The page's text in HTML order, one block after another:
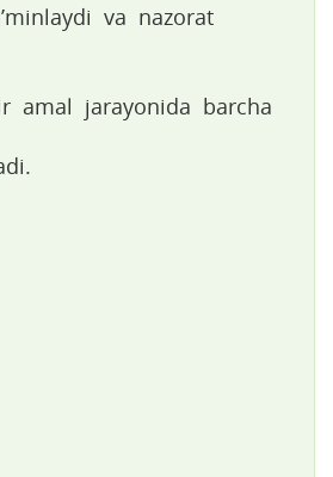
va nazorat
amal jarayonida barcha